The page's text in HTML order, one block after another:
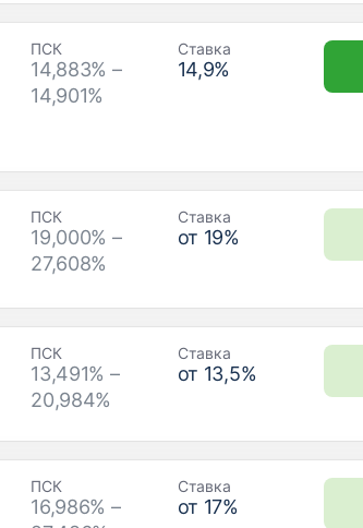
ПСК
14,883% –
14,901%
Ставка
14,9%
ПСК
19,000% –
27,608%
Ставка
от 19%
ПСК
13,491% –
20,984%
Ставка
от 13,5%
ПСК
16,986% –
Ставка
от 17%